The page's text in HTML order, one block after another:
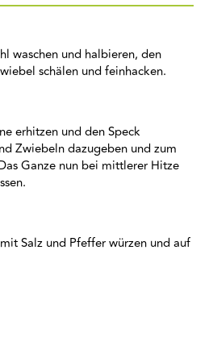
waschen und halbieren, den
schälen und feinhacken.
erhitzen und den Speck
Zwiebeln dazugeben und zum
Ganze nun bei mittlerer Hitze
Salz und Pfeffer würzen und auf